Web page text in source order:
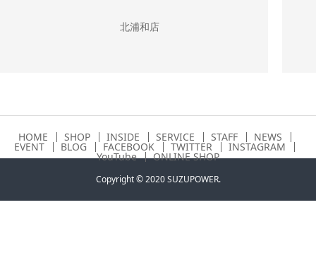
北浦和店
HOME SHOP INSIDE SERVICE STAFF NEWS
EVENT BLOG FACEBOOK TWITTER INSTAGRAM
YouTube ONLINE SHOP
Copyright © 2020 SUZUPOWER.